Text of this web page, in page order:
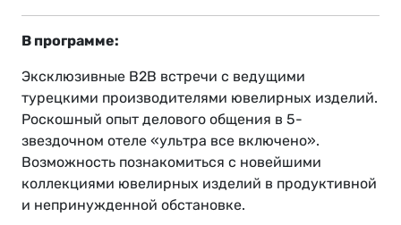
В программе:
Эксклюзивные B2B встречи с ведущими
турецкими производителями ювелирных изделий.
Роскошный опыт делового общения в 5-
звездочном отеле «ультра все включено».
Возможность познакомиться с новейшими
коллекциями ювелирных изделий в продуктивной
и непринужденной обстановке.